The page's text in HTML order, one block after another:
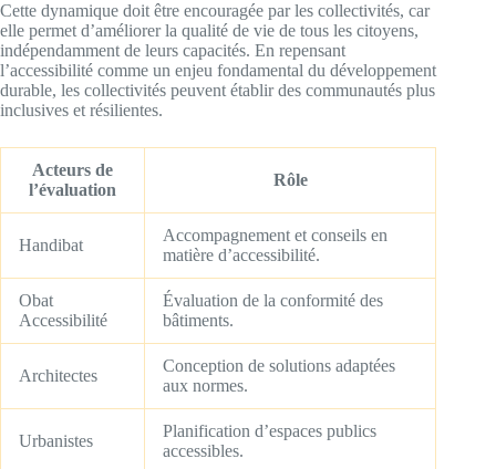
Cette dynamique doit être encouragée par les collectivités, car
elle permet d’améliorer la qualité de vie de tous les citoyens,
indépendamment de leurs capacités. En repensant
l’accessibilité comme un enjeu fondamental du développement
durable, les collectivités peuvent établir des communautés plus
inclusives et résilientes.
Acteurs de
l’évaluation
Rôle
Handibat
Accompagnement et conseils en
matière d’accessibilité.
Obat
Accessibilité
Évaluation de la conformité des
bâtiments.
Architectes
Conception de solutions adaptées
aux normes.
Urbanistes
Planification d’espaces publics
accessibles.